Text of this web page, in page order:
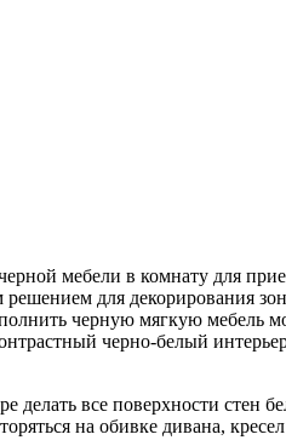
мебели в комнату для
для декорирования
черную мягкую
черно-белый
делать все поверхности
на обивке дивана,